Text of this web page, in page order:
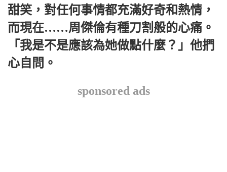
甜笑，對任何事情都充滿好奇和熱情，
而現在……周傑倫有種刀割般的心痛。
「我是不是應該為她做點什麼？」他捫
心自問。
sponsored ads